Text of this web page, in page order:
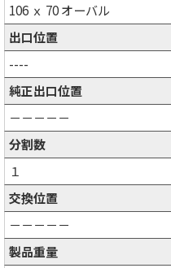
106 ｘ 70 オーバル
出口位置
----
純正出口位置
－－－－－
分割数
１
交換位置
－－－－－
製品重量